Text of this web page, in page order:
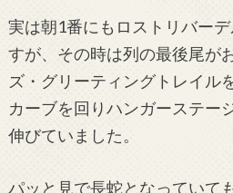
実は朝1番にもロストリバー
すが、その時は列の最後尾が
ズ・グリーティングトレイル
カーブを回りハンガーステー
伸びていました。
パッと見で長蛇となっていて